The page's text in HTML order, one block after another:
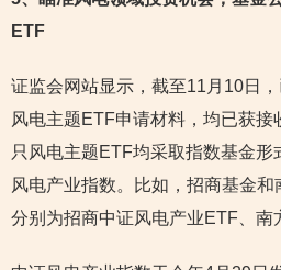
ETF
证监会网站显示，截至11月10日
风电主题ETF申请材料，均已获接
只风电主题ETF均采取指数基金
风电产业指数。比如，招商基金
分别为招商中证风电产业ETF、南